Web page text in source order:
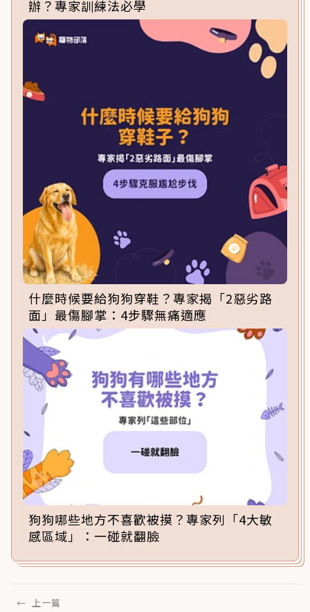
辦？專家訓練法必學
什麼時候要給狗狗穿鞋？專家揭「2惡劣路
面」最傷腳掌：4步驟無痛適應
狗狗哪些地方不喜歡被摸？專家列「4大敏
感區域」：一碰就翻臉
← 上一篇